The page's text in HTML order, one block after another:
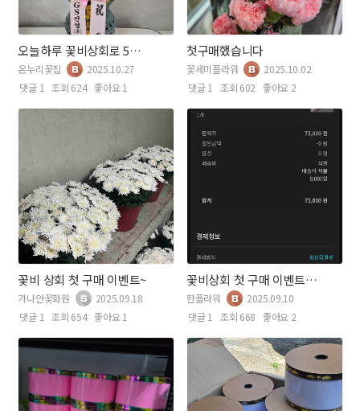
오늘하루 꽃비상회로 5십만원 물품주문햇어요~~~
온누리꽃집
2025.10.27
댓글 1
조회 624 좋아요 1
첫구매했습니다
꽃세미플라워
2025.10.02
댓글 1
조회 602 좋아요 2
꽃비 상회 첫 구매 이벤트~
가나안꽃화원
2025.09.18
댓글 1
조회 654 좋아요 1
꽃비상회 첫 구매 이벤트 참여
한플라워
2025.09.10
댓글 1
조회 668 좋아요 2